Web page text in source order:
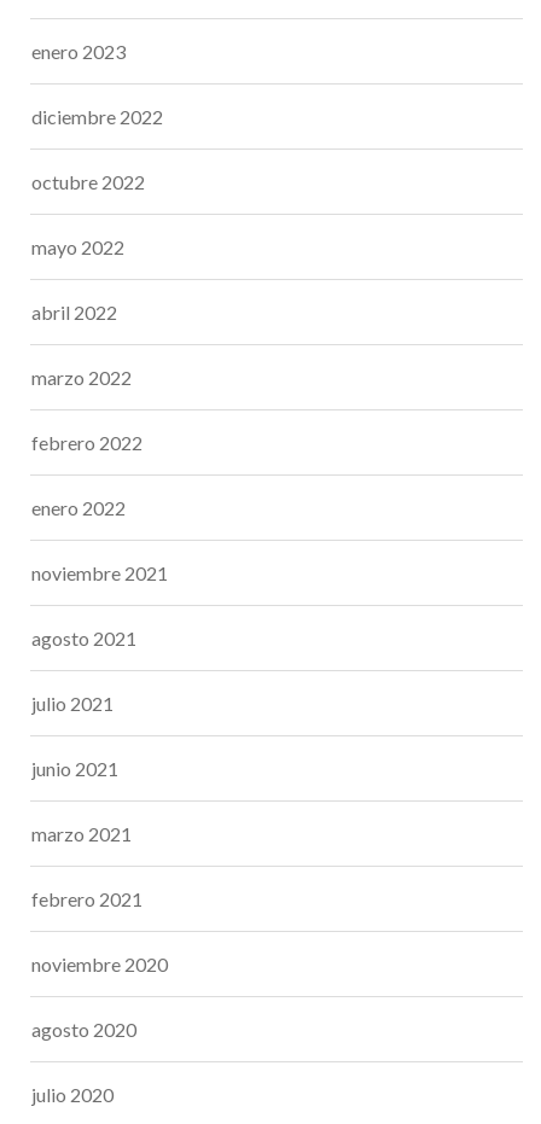
enero 2023
diciembre 2022
octubre 2022
mayo 2022
abril 2022
marzo 2022
febrero 2022
enero 2022
noviembre 2021
agosto 2021
julio 2021
junio 2021
marzo 2021
febrero 2021
noviembre 2020
agosto 2020
julio 2020